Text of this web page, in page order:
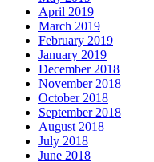
April 2019
March 2019
February 2019
January 2019
December 2018
November 2018
October 2018
September 2018
August 2018
July 2018
June 2018